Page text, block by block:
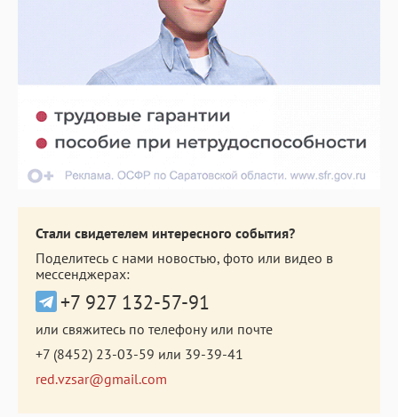
Стали свидетелем интересного события?
Поделитесь с нами новостью, фото или видео в
мессенджерах:
+7 927 132-57-91
или свяжитесь по телефону или почте
+7 (8452) 23-03-59 или 39-39-41
red.vzsar@gmail.com